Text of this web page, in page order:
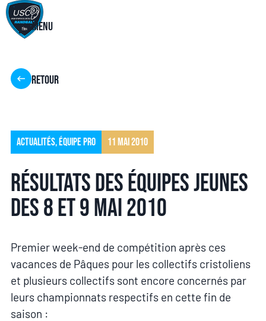
Menu
Retour
Actualités, Équipe pro 11 mai 2010
Résultats des équipes jeunes
des 8 et 9 mai 2010
Premier week-end de compétition après ces
vacances de Pâques pour les collectifs cristoliens
et plusieurs collectifs sont encore concernés par
leurs championnats respectifs en cette fin de
saison :